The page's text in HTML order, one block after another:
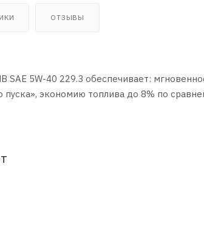
ОТЗЫВЫ
SAE 5W-40 229.3 обеспечивает:
пуска», экономию топлива до 8% по
режимах работы двигателя.